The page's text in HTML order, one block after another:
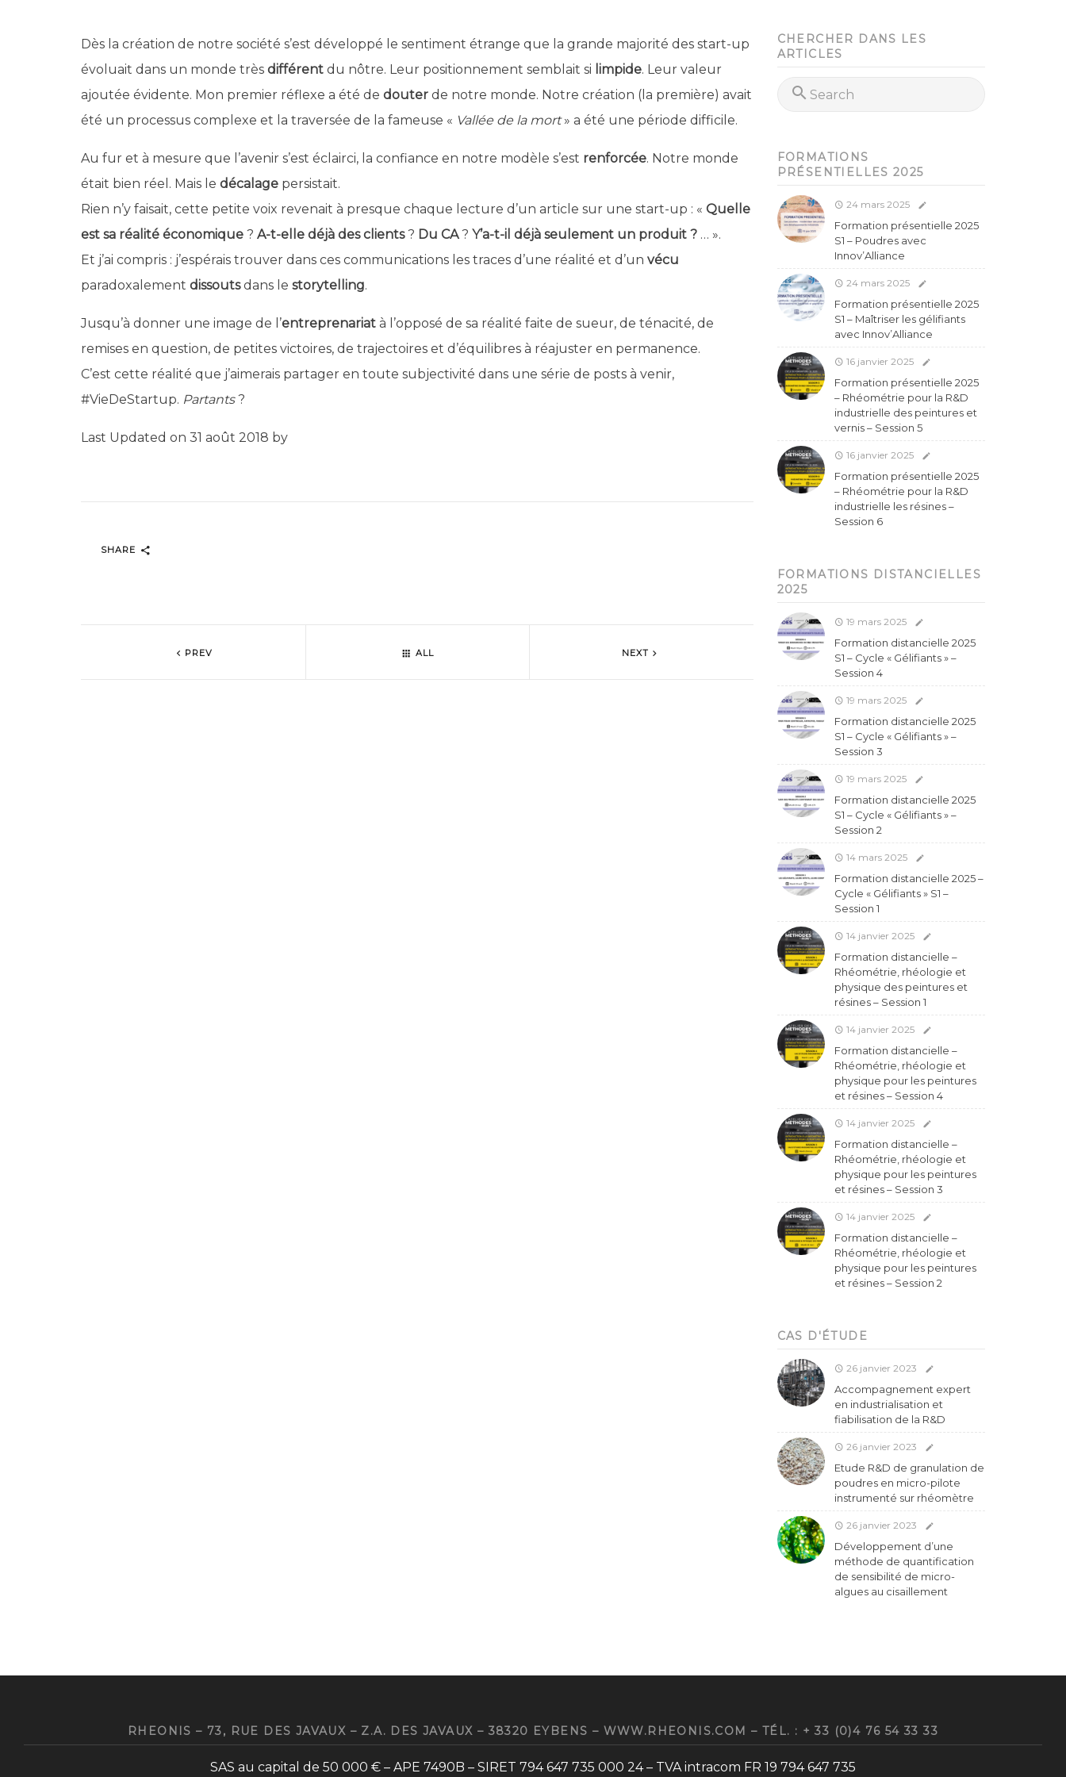
Dès la création de notre société s’est développé le sentiment étrange que la grande majorité des start-up
évoluait dans un monde très différent du nôtre. Leur positionnement semblait si limpide. Leur valeur
ajoutée évidente. Mon premier réflexe a été de douter de notre monde. Notre création (la première) avait
été un processus complexe et la traversée de la fameuse « Vallée de la mort» a été une période difficile.
Au fur et à mesure que l’avenir s’est éclairci, la confiance en notre modèle s’est renforcée. Notre monde
était bien réel. Mais le décalage persistait.
Rien n’y faisait, cette petite voix revenait à presque chaque lecture d’un article sur une start-up : « Quelle
est sa réalité économique ? A-t-elle déjà des clients? Du CA? Y’a-t-il déjà seulement un produit ? … ».
Et j’ai compris : j’espérais trouver dans ces communications les traces d’une réalité et d’un vécu
paradoxalement dissoutsdans le storytelling.
Jusqu’à donner une image de l’entreprenariat à l’opposé de sa réalité faite de sueur, de ténacité, de
remises en question, de petites victoires, de trajectoires et d’équilibres à réajuster en permanence.
C’est cette réalité que j’aimerais partager en toute subjectivité dans une série de posts à venir,
#VieDeStartup. Partants?
Last Updated on 31 août 2018 by
SHARE
PREV ALL NEXT
CHERCHER DANS LES
ARTICLES
FORMATIONS
PRÉSENTIELLES 2025
24 mars 2025
Formation présentielle 2025
S1 – Poudres avec
Innov’Alliance
24 mars 2025
Formation présentielle 2025
S1 – Maîtriser les gélifiants
avec Innov’Alliance
16 janvier 2025
Formation présentielle 2025
– Rhéométrie pour la R&D
industrielle des peintures et
vernis – Session 5
16 janvier 2025
Formation présentielle 2025
– Rhéométrie pour la R&D
industrielle les résines –
Session 6
FORMATIONS DISTANCIELLES
2025
19 mars 2025
Formation distancielle 2025
S1 – Cycle « Gélifiants » –
Session 4
19 mars 2025
Formation distancielle 2025
S1 – Cycle « Gélifiants » –
Session 3
19 mars 2025
Formation distancielle 2025
S1 – Cycle « Gélifiants » –
Session 2
14 mars 2025
Formation distancielle 2025 –
Cycle « Gélifiants » S1 –
Session 1
14 janvier 2025
Formation distancielle –
Rhéométrie, rhéologie et
physique des peintures et
résines – Session 1
14 janvier 2025
Formation distancielle –
Rhéométrie, rhéologie et
physique pour les peintures
et résines – Session 4
14 janvier 2025
Formation distancielle –
Rhéométrie, rhéologie et
physique pour les peintures
et résines – Session 3
14 janvier 2025
Formation distancielle –
Rhéométrie, rhéologie et
physique pour les peintures
et résines – Session 2
CAS D'ÉTUDE
26 janvier 2023
Accompagnement expert
en industrialisation et
fiabilisation de la R&D
26 janvier 2023
Etude R&D de granulation de
poudres en micro-pilote
instrumenté sur rhéomètre
26 janvier 2023
Développement d’une
méthode de quantification
de sensibilité de micro-
algues au cisaillement
RHEONIS – 73, RUE DES JAVAUX – Z.A. DES JAVAUX – 38320 EYBENS – WWW.RHEONIS.COM – TÉL. : + 33 (0)4 76 54 33 33
SAS au capital de 50 000 € – APE 7490B – SIRET 794 647 735 000 24 – TVA intracom FR 19 794 647 735